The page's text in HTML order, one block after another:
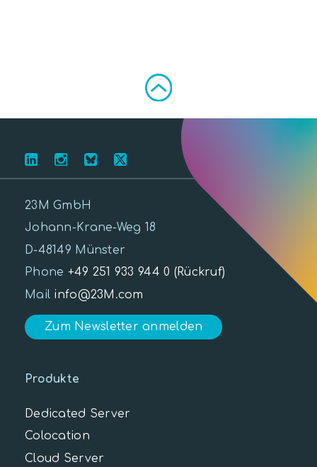
23M GmbH
Johann-Krane-Weg 18
D-48149 Münster
Phone +49 251 933 944 0 (Rückruf)
Mail info@23M.com
Zum Newsletter anmelden
Produkte
Dedicated Server
Colocation
Cloud Server